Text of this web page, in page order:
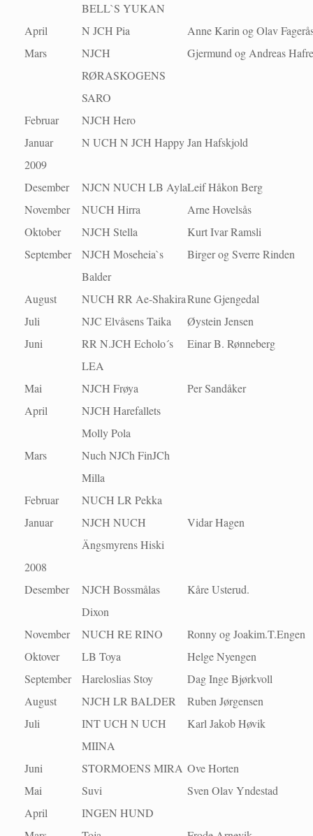
BELL`S YUKAN
April N JCH Pia
Anne Karin og Olav
Mars
NJCH
RØRASKOGENS
SARO
Gjermund og Andreas
Februar
NJCH Hero
Januar
N UCH N JCH HappyJan Hafskjold
2009
Desember
NJCN NUCH LB AylaLeif Håkon Berg
November
NUCH Hirra
Arne Hovelsås
Oktober
NJCH Stella
Kurt Ivar Ramsli
September
NJCH Moseheia`s
Balder
Birger og Sverre Rinden
August NUCH RR Ae-ShakiraRune Gjengedal
Juli
NJC Elvåsens Taika
Øystein Jensen
Juni
RR N.JCH Echolo´s
LEA
Einar B. Rønneberg
Mai NJCH Frøya
Per Sandåker
April
NJCH Harefallets
Molly Pola
Mars
Nuch NJCh FinJCh
Milla
Februar
NUCH LR Pekka
Januar
NJCH NUCH
Ängsmyrens Hiski
Vidar Hagen
2008
Desember
NJCH Bossmålas
Dixon
Kåre Usterud.
November NUCH RE RINO
Ronny og Joakim.T.Engen
Oktover
LB Toya
Helge Nyengen
September
Hareloslias Stoy
Dag Inge Bjørkvoll
August
NJCH LR BALDER
Ruben Jørgensen
Juli
INT UCH N UCH
MIINA
Karl Jakob Høvik
Juni STORMOENS MIRA Ove Horten
Mai
Suvi
Sven Olav Yndestad
April
INGEN HUND